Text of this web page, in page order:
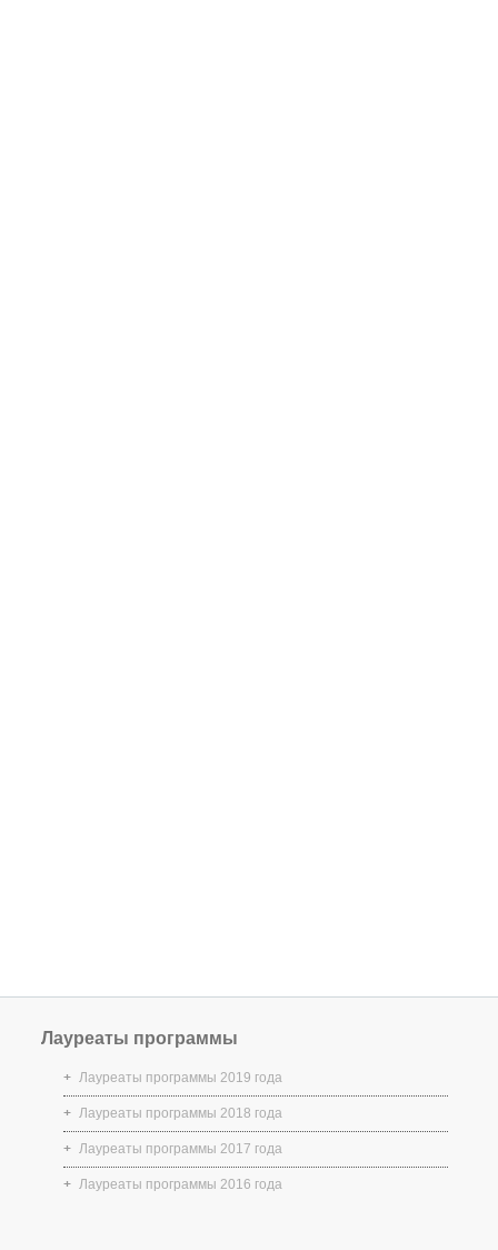
Лауреаты программы
Лауреаты программы 2019 года
Лауреаты программы 2018 года
Лауреаты программы 2017 года
Лауреаты программы 2016 года